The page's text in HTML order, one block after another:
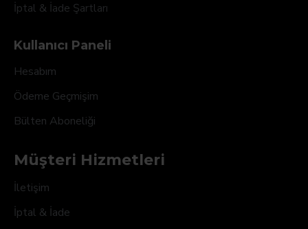
İptal & İade Şartları
Kullanıcı Paneli
Hesabım
Ödeme Geçmişim
Bülten Aboneliği
Müşteri Hizmetleri
İletişim
İptal & İade